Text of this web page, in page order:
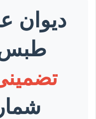
دیوان